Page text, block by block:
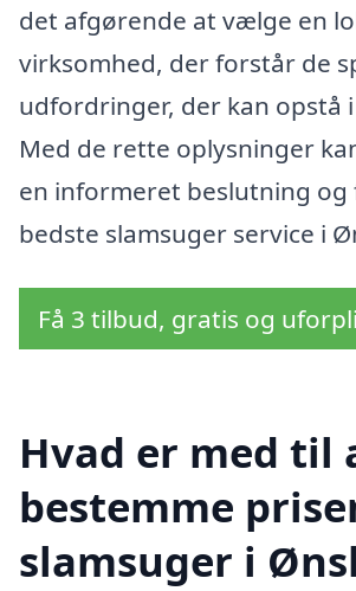
det afgørende at vælge en
virksomhed, der forstår de
udfordringer, der kan opstå
Med de rette oplysninger
en informeret beslutning og
bedste slamsuger service i
Få 3 tilbud, gratis og
Hvad er med til
bestemme
slamsuger i